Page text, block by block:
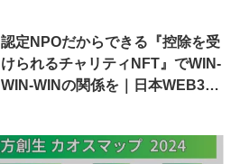
認定NPOだからできる『控除を受
けられるチャリティNFT』でWIN-
WIN-WINの関係を｜日本WEB3推